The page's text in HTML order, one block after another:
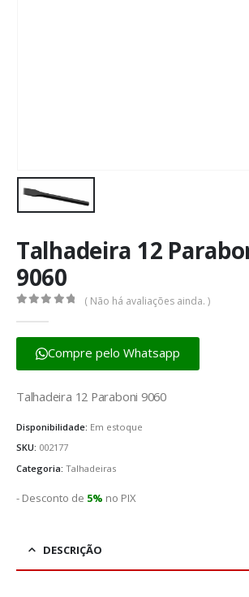
Talhadeira 12
9060
( Não há avaliações ainda. )
Compre pelo Whatsapp
Talhadeira 12 Paraboni 9060
Disponibilidade: Em estoque
SKU: 002177
Categoria: Talhadeiras
- Desconto de 5% no PIX
DESCRIÇÃO